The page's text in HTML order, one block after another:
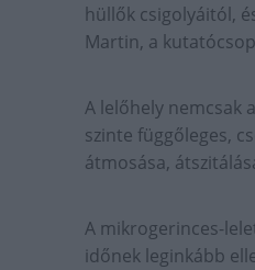
hüllők csigolyáitól,
Martin, a
A lelőhely nemcsak
szinte függőleges,
átmosása,
A mikrogerinces-
időnek leginkább